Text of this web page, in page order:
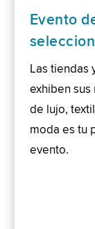
Evento
Las tiendas
exhiben
de lujo,
moda es tu
evento.